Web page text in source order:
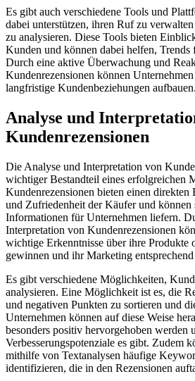
Es gibt auch verschiedene Tools und
dabei unterstützen, ihren Ruf zu
zu analysieren. Diese Tools bieten
Kunden und können dabei helfen, Trends
Durch eine aktive Überwachung und
Kundenrezensionen können
langfristige Kundenbeziehungen aufbauen.
Analyse und
Kundenrezensionen
Die Analyse und Interpretation von
wichtiger Bestandteil eines erfolgreichen
Kundenrezensionen bieten einen
und Zufriedenheit der Käufer und
Informationen für Unternehmen liefern.
Interpretation von Kundenrezensionen
wichtige Erkenntnisse über ihre Produkte
gewinnen und ihr Marketing entsprechend
Es gibt verschiedene Möglichkeiten,
analysieren. Eine Möglichkeit ist es, die
und negativen Punkten zu sortieren und
Unternehmen können auf diese Weise
besonders positiv hervorgehoben werden
Verbesserungspotenziale es gibt. Zudem
mithilfe von Textanalysen häufige
identifizieren, die in den Rezensionen